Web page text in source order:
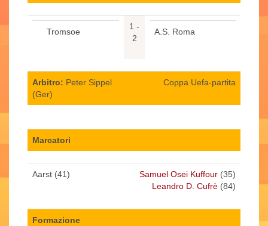
Tromsoe
1 -
2
A.S. Roma
Arbitro: Peter Sippel
(Ger)
Coppa Uefa-partita
Marcatori
Aarst (41) Samuel Osei Kuffour (35)
Leandro D. Cufrè (84)
Formazione